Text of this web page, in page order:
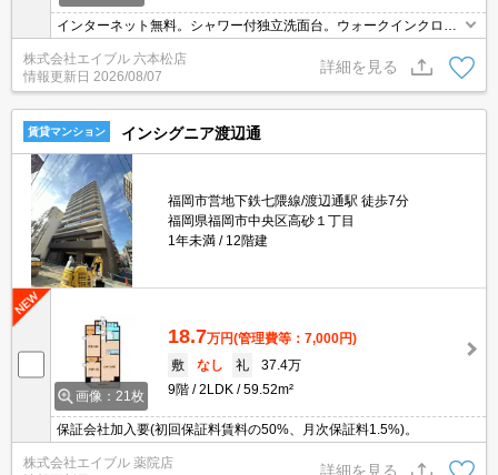
インターネット無料。シャワー付独立洗面台。ウォークインクロー
ゼット付き。
株式会社エイブル 六本松店
情報更新日 2026/08/07
詳細を見る
賃貸マンション インシグニア渡辺通
福岡市営地下鉄七隈線/渡辺通駅 徒歩7分
福岡県福岡市中央区高砂１丁目
1年未満
12階建
画像：21枚
18.7万円(管理費等：7,000円)
敷
なし 礼
37.4万
9階
2LDK 59.52m²
保証会社加入要(初回保証料賃料の50%、月次保証料1.5%)。
株式会社エイブル 薬院店
詳細を見る